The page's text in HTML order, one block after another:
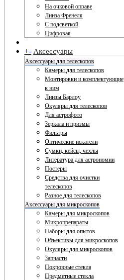
На очковой оправе
Линза Френеля
С подсветкой
Цифровая
+- Аксессуары
Аксессуары для телескопов
Камеры для телескопов
Монтировки и комплектующие
к ним
Линзы Барлоу
Окуляры для телескопов
Для астрофото
Зеркала и призмы
Фильтры
Оптические искатели
Сумки, кейсы, чехлы
Литература для астрономии
Постеры
Средства для очистки
телескопов
Разное для телескопов
Аксессуары для микроскопов
Камеры для микроскопов
Микропрепараты
Наборы для опытов
Объективы для микроскопов
Окуляры для микроскопов
Запчасти
Покровные стекла
Предметные стекла